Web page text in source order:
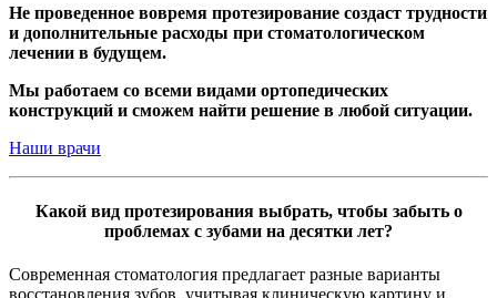
Не проведенное вовремя протезирование создаст трудности
и дополнительные расходы при стоматологическом
лечении в будущем.
Мы работаем со всеми видами ортопедических
конструкций и сможем найти решение в любой ситуации.
Наши врачи
Какой вид протезирования выбрать, чтобы забыть о
проблемах с зубами на десятки лет?
Современная стоматология предлагает разные варианты